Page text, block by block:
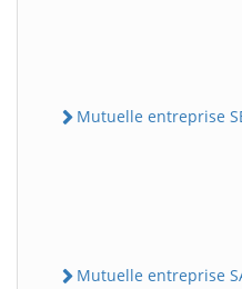
Mutuelle entreprise
Mutuelle entreprise